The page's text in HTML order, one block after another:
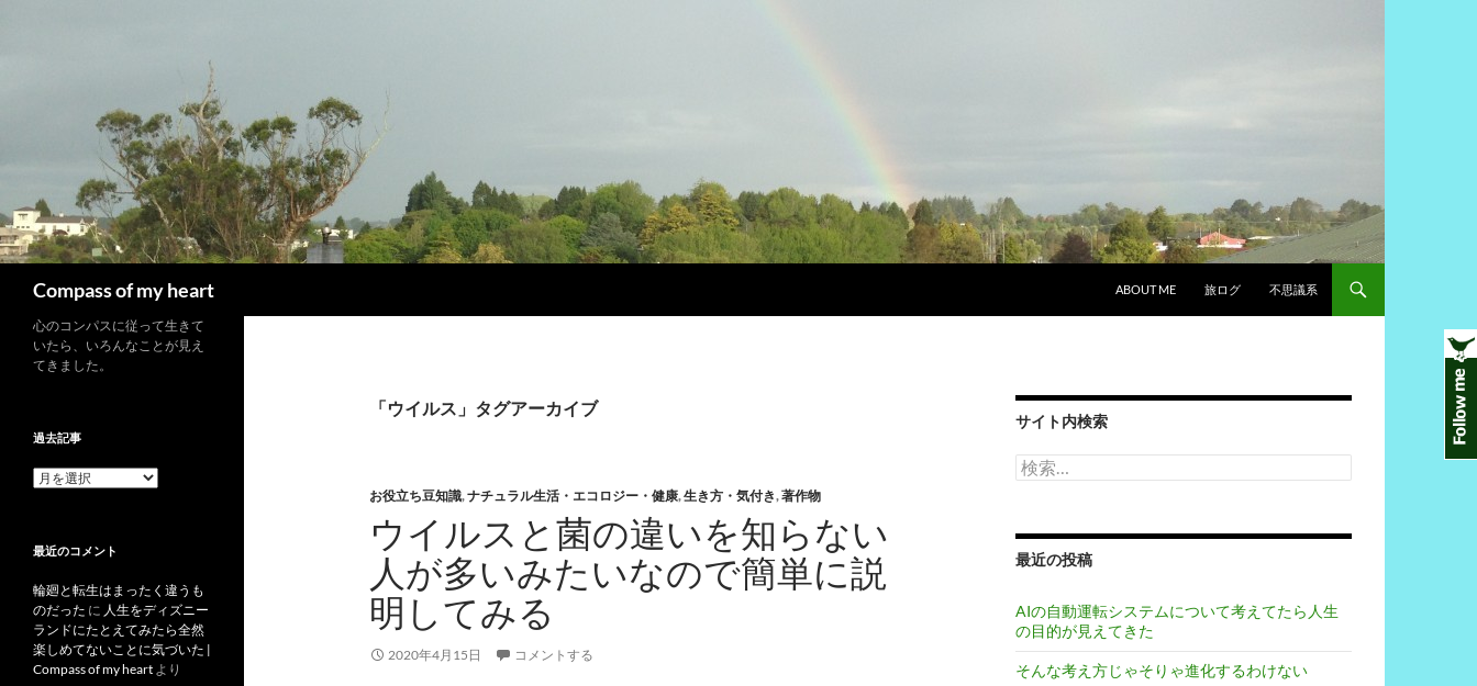
ッ
プ
Compass of my heart ABOUT ME 旅ログ 不思議系
「ウイルス」タグアーカイブ
お役立ち豆知識,ナチュラル生活・エコロジー・健康,生き方・気付き,著作物
ウイルスと菌の違いを知らない
人が多いみたいなので簡単に説
明してみる
2020年4月15日 コメントする
サイト内検索
検
索:
最近の投稿
AIの自動運転システムについて考えてたら人生
の目的が見えてきた
そんな考え方じゃそりゃ進化するわけない
心のコンパスに従って生きて
いたら、いろんなことが見え
てきました。
過去記事
過
最近のコメント
輪廻と転生はまったく違うも
のだった に 人生をディズニー
ランドにたとえてみたら全然
楽しめてないことに気づいた |
Compass of my heart より